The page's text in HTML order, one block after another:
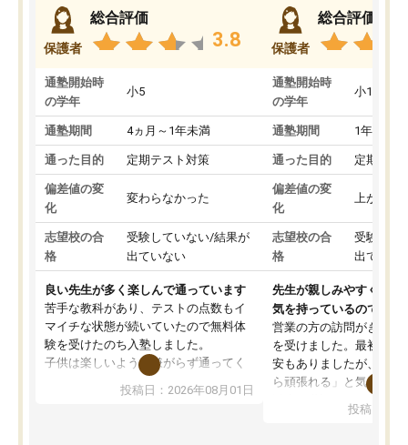
保護者
総合評価
3.8
通塾開始時
の学年
小5
通塾期間 4ヵ月～1年未満
通った目的 定期テスト対策
偏差値の変
化
変わらなかった
志望校の合
格
受験していない/結果が
出ていない
良い先生が多く楽しんで通っています
苦手な教科があり、テストの点数もイ
マイチな状態が続いていたので無料体
験を受けたのち入塾しました。
子供は楽しいようで嫌がらず通ってく
先生は良い方が多く、いつも笑顔で対
投稿日：2026年08月01日
保護者
総合評価
通塾開始時
の学年
小1
通塾期間 1年以上
通った目的 定期テス
偏差値の変
化
上がった
志望校の合
格
受験して
出ていな
先生が親しみやすく勉強
気を持っているので安心
営業の方の訪問がきっか
を受けました。最初は続
安もありましたが、子ど
ら頑張れる」と気に入り
ても分かりやすく、学
投稿日：